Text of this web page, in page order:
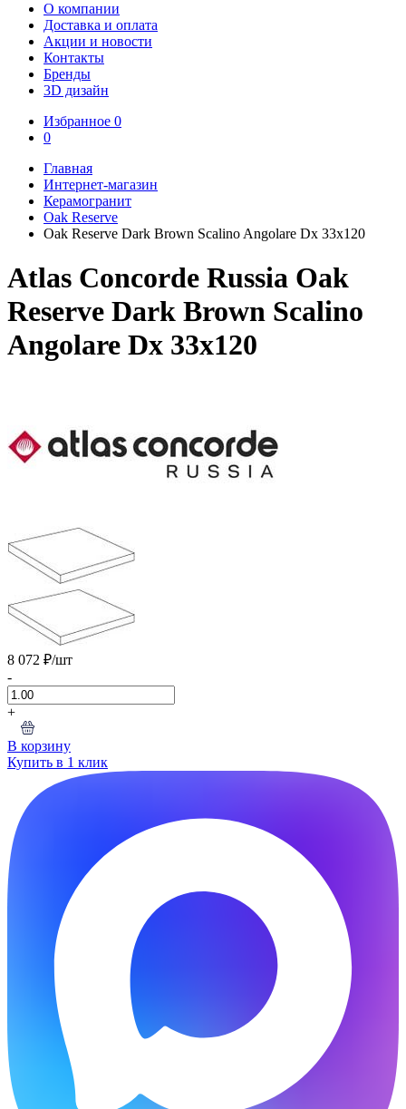
О компании
Доставка и оплата
Акции и новости
Контакты
Бренды
3D дизайн
Избранное 0
0
Главная
Интернет-магазин
Керамогранит
Oak Reserve
Oak Reserve Dark Brown Scalino Angolare Dx 33x120
Atlas Concorde Russia Oak
Reserve Dark Brown Scalino
Angolare Dx 33x120
8 072 ₽/шт
-
+
В корзину
Купить в 1 клик